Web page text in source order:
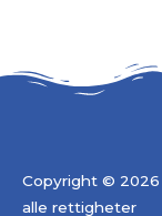
Copyright ©
alle rettigheter